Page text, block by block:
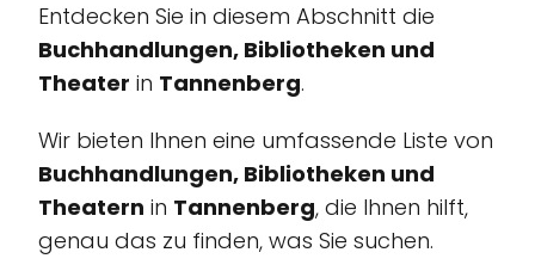
Entdecken Sie in diesem Abschnitt die
Buchhandlungen, Bibliotheken und
Theater in Tannenberg.
Wir bieten Ihnen eine umfassende Liste von
Buchhandlungen, Bibliotheken und
Theatern in Tannenberg, die Ihnen hilft,
genau das zu finden, was Sie suchen.